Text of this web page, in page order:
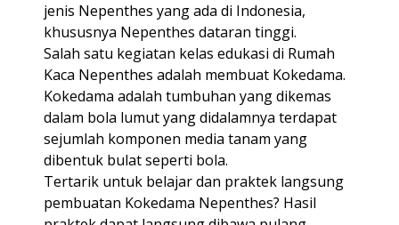
jenis Nepenthes yang ada di Indonesia,
khususnya Nepenthes dataran tinggi.
Salah satu kegiatan kelas edukasi di Rumah
Kaca Nepenthes adalah membuat Kokedama.
Kokedama adalah tumbuhan yang dikemas
dalam bola lumut yang didalamnya terdapat
sejumlah komponen media tanam yang
dibentuk bulat seperti bola.
Tertarik untuk belajar dan praktek langsung
pembuatan Kokedama Nepenthes? Hasil